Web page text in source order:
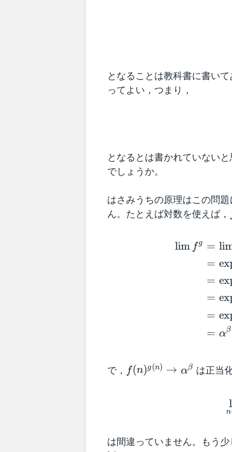
n
)
b
となることは教科書に書い
ってよい，つまり，
となるとは書かれていない
でしょうか。
はさみうちの原理はこの問
ん。たとえば対数を使えば，
lim fg =
=
=
=
=
= αβ
で， f
{
f(n)g(n) → αβ は正当
n
は間違っていません。もう